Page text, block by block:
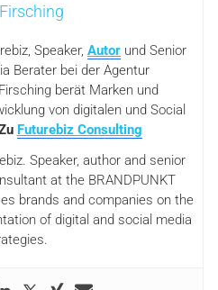
Speaker, Autor und Senior
Berater bei der Agentur
berät Marken und
von digitalen und Social
Futurebiz Consulting
Speaker, author and senior
at the BRANDPUNKT
brands and companies on the
of digital and social media